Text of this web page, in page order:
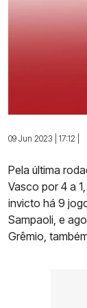
09 Jun 2023 | 17:12 |
Pela última
Vasco por 4 a
invicto há 9
Sampaoli, e
Grêmio,